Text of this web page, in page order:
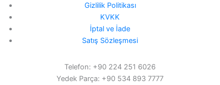
Gizlilik Politikası
KVKK
İptal ve İade
Satış Sözleşmesi
Telefon: +90 224 251 6026
Yedek Parça: +90 534 893 7777